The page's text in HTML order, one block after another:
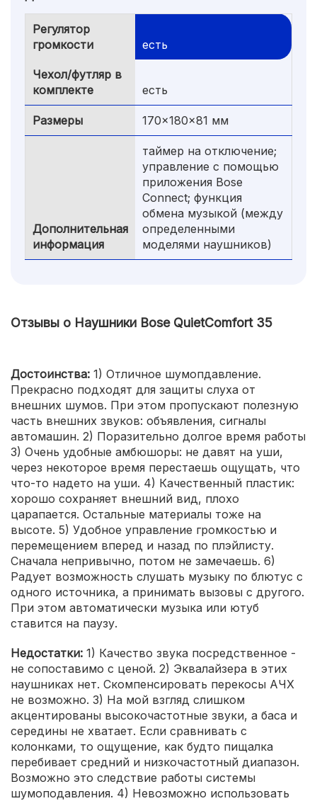
Регулятор
громкости
есть
Чехол/футляр в
комплекте
есть
Размеры 170x180x81 мм
Дополнительная
информация
таймер на отключение;
управление с помощью
приложения Bose
Connect; функция
обмена музыкой (между
определенными
моделями наушников)
Отзывы о Наушники Bose QuietComfort 35
Достоинства: 1) Отличное шумопдавление.
Прекрасно подходят для защиты слуха от
внешних шумов. При этом пропускают полезную
часть внешних звуков: объявления, сигналы
автомашин. 2) Поразительно долгое время работы
3) Очень удобные амбюшоры: не давят на уши,
через некоторое время перестаешь ощущать, что
что-то надето на уши. 4) Качественный пластик:
хорошо сохраняет внешний вид, плохо
царапается. Остальные материалы тоже на
высоте. 5) Удобное управление громкостью и
перемещением вперед и назад по плэйлисту.
Сначала непривычно, потом не замечаешь. 6)
Радует возможность слушать музыку по блютус с
одного источника, а принимать вызовы с другого.
При этом автоматически музыка или ютуб
ставится на паузу.
Недостатки: 1) Качество звука посредственное -
не сопоставимо с ценой. 2) Эквалайзера в этих
наушниках нет. Скомпенсировать перекосы АЧХ
не возможно. 3) На мой взгляд слишком
акцентированы высокочастотные звуки, а баса и
середины не хватает. Если сравнивать с
колонками, то ощущение, как будто пищалка
перебивает средний и низкочастотный диапазон.
Возможно это следствие работы системы
шумоподавления. 4) Невозможно использовать